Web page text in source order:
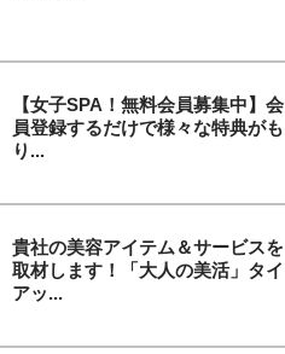
【女子SPA！無料会員募集中】会
員登録するだけで様々な特典がも
り...
貴社の美容アイテム＆サービスを
取材します！「大人の美活」タイ
アッ...